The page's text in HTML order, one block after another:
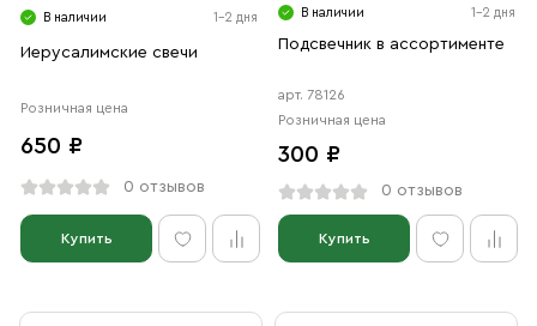
В наличии 1-2 дня
Иерусалимские свечи
Розничная цена
650 ₽
0 отзывов
Купить
В наличии 1-2 дня
Подсвечник в ассортименте
арт. 78126
Розничная цена
300 ₽
0 отзывов
Купить